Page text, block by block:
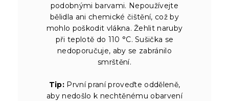
podobnými barvami. Nepoužívejte
bělidla ani chemické čištění, což by
mohlo poškodit vlákna. Žehlit naruby
při teplotě do 110 °C. Sušička se
nedoporučuje, aby se zabránilo
smrštění.
Tip: První praní proveďte odděleně,
aby nedošlo k nechtěnému obarvení